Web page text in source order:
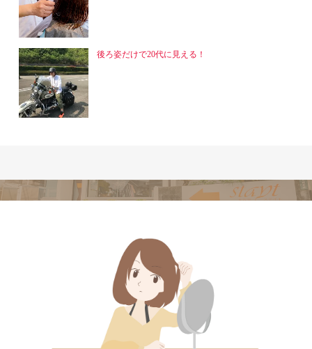
後ろ姿だけで20代に見える！